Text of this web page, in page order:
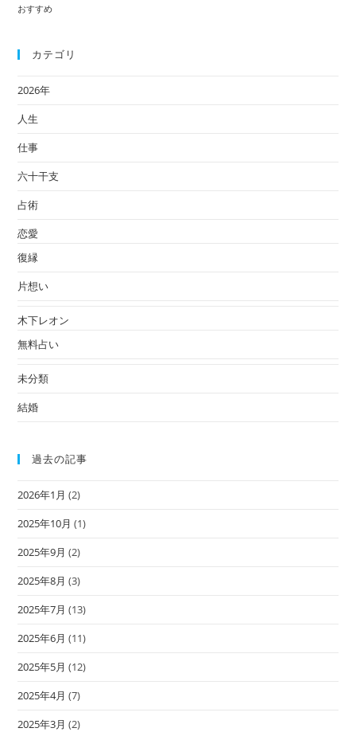
おすすめ
カテゴリ
2026年
人生
仕事
六十干支
占術
恋愛
復縁
片想い
木下レオン
無料占い
未分類
結婚
過去の記事
2026年1月 (2)
2025年10月 (1)
2025年9月 (2)
2025年8月 (3)
2025年7月 (13)
2025年6月 (11)
2025年5月 (12)
2025年4月 (7)
2025年3月 (2)